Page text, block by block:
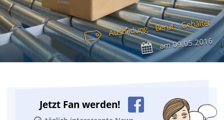
Ausbildung Beruf Gehälter
am09.05.2016
Jetzt Fan werden!